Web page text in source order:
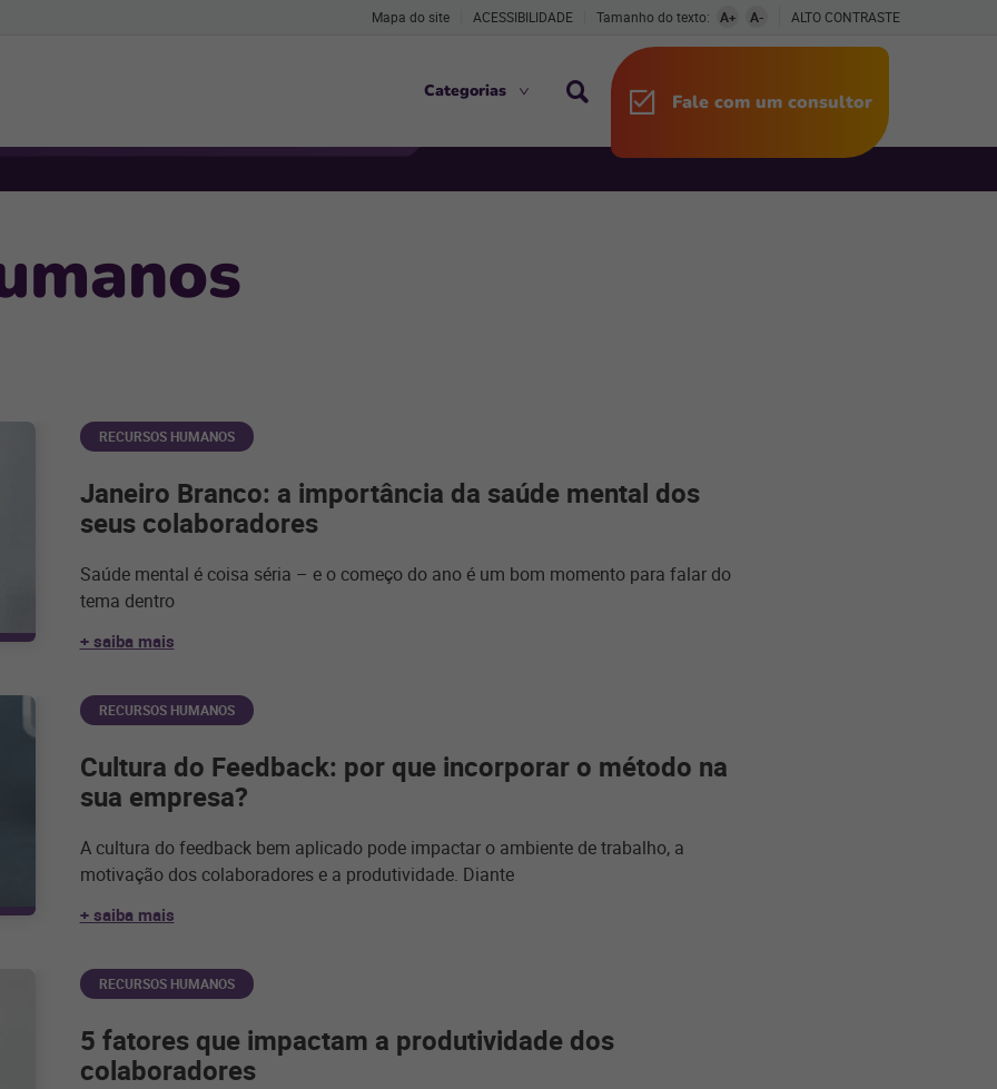
Mapa do site ACESSIBILIDADE Tamanho do texto: A+ A- ALTO CONTRASTE
Categorias Fale com um consultor
RECURSOS HUMANOS
Janeiro Branco: a importância da saúde mental dos
seus colaboradores
Saúde mental é coisa séria – e o começo do ano é um bom momento para falar do
tema dentro
+ saiba mais
RECURSOS HUMANOS
Cultura do Feedback: por que incorporar o método na
sua empresa?
A cultura do feedback bem aplicado pode impactar o ambiente de trabalho, a
motivação dos colaboradores e a produtividade. Diante
+ saiba mais
RECURSOS HUMANOS
5 fatores que impactam a produtividade dos
colaboradores